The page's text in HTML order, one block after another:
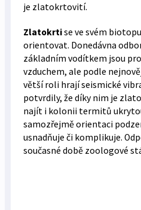
je zlatokrtovití.
Zlatokrtise ve svém
orientovat. Donedávna
základním vodítkem jsou
vzduchem, ale podle
větší roli hrají seismické
potvrdily, že díky nim je
najít i kolonii termitů
samozřejmě orientaci
usnadňuje či komplikuje.
současné době zoologové